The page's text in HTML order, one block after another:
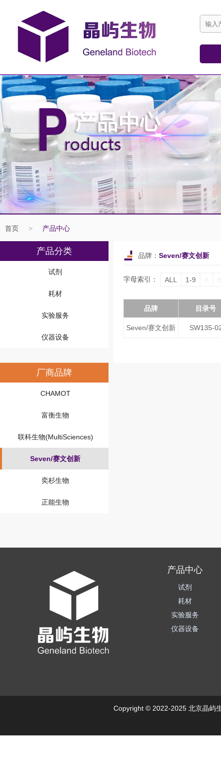
首页 > 产品中心
产品分类
试剂
耗材
实验服务
仪器设备
厂商品牌
CHAMOT
富衡生物
联科生物(MultiSciences)
Seven/赛文创新
奕杉生物
正能生物
品牌： Seven/赛文创新
字母索引： ALL 1-9
品牌 目录号
Seven/赛文创新 SW135-
产品中心
试剂
耗材
实验服务
仪器设备
Copyright © 2022-2025 北京晶屿